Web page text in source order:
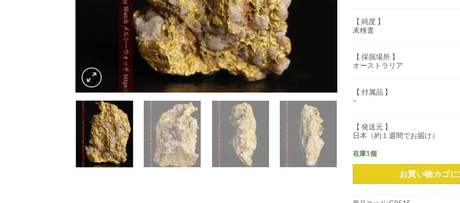
【 純度 】
未検査
【 採掘場所 】
オーストラリア
【 付属品 】
–
【 発送元 】
日本（約１週間でお届け）
在庫1個
お買い物カゴ